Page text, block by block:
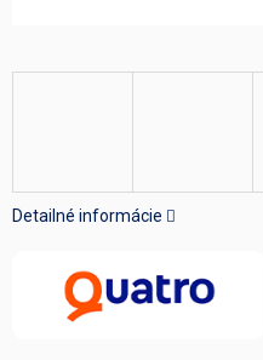
Detailné informácie